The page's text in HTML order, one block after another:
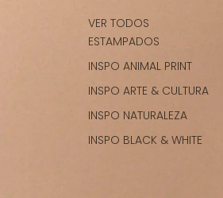
VER TODOS
ESTAMPADOS
INSPO ANIMAL PRINT
INSPO ARTE & CULTURA
INSPO NATURALEZA
INSPO BLACK & WHITE